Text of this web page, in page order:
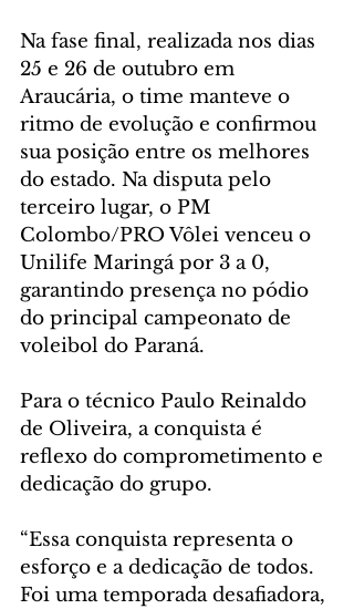
Na fase final, realizada nos dias
25 e 26 de outubro em
Araucária, o time manteve o
ritmo de evolução e confirmou
sua posição entre os melhores
do estado. Na disputa pelo
terceiro lugar, o PM
Colombo/PRO Vôlei venceu o
Unilife Maringá por 3 a 0,
garantindo presença no pódio
do principal campeonato de
voleibol do Paraná.
Para o técnico Paulo Reinaldo
de Oliveira, a conquista é
reflexo do comprometimento e
dedicação do grupo.
“Essa conquista representa o
esforço e a dedicação de todos.
Foi uma temporada desafiadora,